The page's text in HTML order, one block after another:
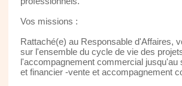
Vos missions :
Rattaché(e) au Responsable d'Affaires,
sur l'ensemble du cycle de vie des
l'accompagnement commercial jusqu'au
et financier -vente et accompagnement